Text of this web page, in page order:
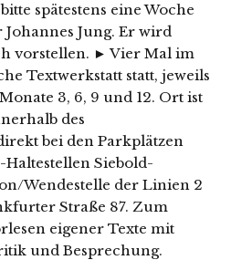
spätestens eine Woche
Jung. Er wird
vorstellen. ► Vier Mal im
Textwerkstatt statt, jeweils
3, 6, 9 und 12. Ort ist
des
bei den Parkplätzen
Siebold-
Wendestelle der Linien 2
Straße 87. Zum
eigener Texte mit
und Besprechung.